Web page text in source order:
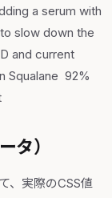
a serum with
slow down the
and current
Squalane 92%
タ）
、実際のCSS値